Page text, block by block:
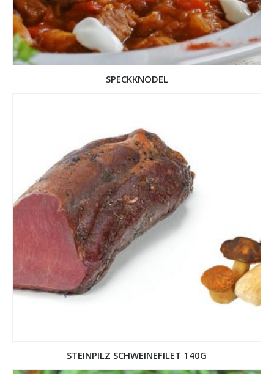
SPECKKNÖDEL
STEINPILZ SCHWEINEFILET 140G